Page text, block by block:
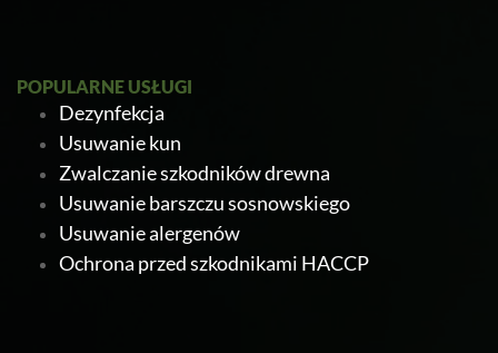
POPULARNE USŁUGI
Dezynfekcja
Usuwanie kun
Zwalczanie szkodników drewna
Usuwanie barszczu sosnowskiego
Usuwanie alergenów
Ochrona przed szkodnikami HACCP